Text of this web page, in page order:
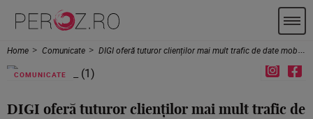
Home Comunicate DIGI oferă tuturor clienților mai mult trafic de date mobile, fără costuri adiționale
COMUNICATE
DIGI oferă tuturor clienților mai mult trafic de